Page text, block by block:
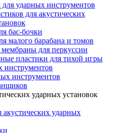
для ударных инструментов
для акустических
бас-бочки
малого барабана и томов
для перкуссии
пластики для тихой игры
инструментов
инструментов
ударных установок
акустических ударных